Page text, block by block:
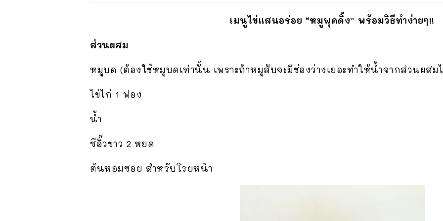
เมนูไข่แสนอร่อย “หมูพุดดิ้ง” พร้อมวิธีทำง่ายๆ!!
ส่วนผสม
หมูบด (ต้องใช้หมูบดเท่านั้น เพราะถ้าหมูสับจะมีช่องว่างเยอะทำให้น้ำจากส่วนผสม
ไข่ไก่ 1 ฟอง
น้ำ
ซีอิ๊วขาว 2 หยด
ต้นหอมซอย สำหรับโรยหน้า